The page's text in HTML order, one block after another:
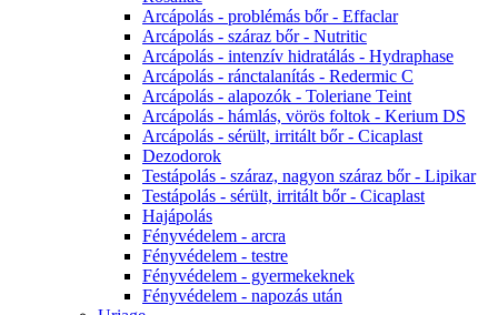
Arcápolás - problémás bőr - Effaclar
Arcápolás - száraz bőr - Nutritic
Arcápolás - intenzív hidratálás - Hydraphase
Arcápolás - ránctalanítás - Redermic C
Arcápolás - alapozók - Toleriane Teint
Arcápolás - hámlás, vörös foltok - Kerium DS
Arcápolás - sérült, irritált bőr - Cicaplast
Dezodorok
Testápolás - száraz, nagyon száraz bőr - Lipikar
Testápolás - sérült, irritált bőr - Cicaplast
Hajápolás
Fényvédelem - arcra
Fényvédelem - testre
Fényvédelem - gyermekeknek
Fényvédelem - napozás után